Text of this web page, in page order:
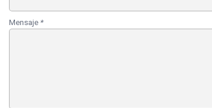
Mensaje *